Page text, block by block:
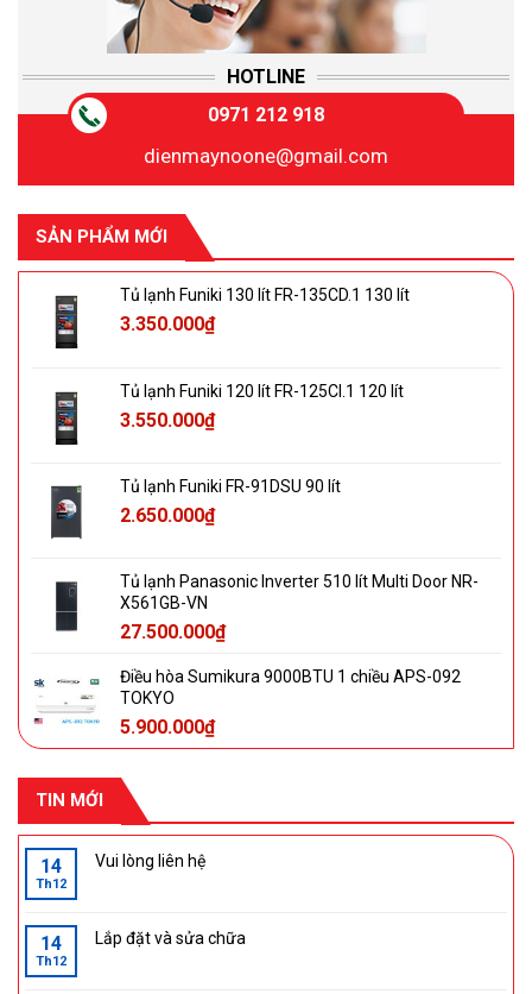
HOTLINE
0971 212 918
dienmaynoone@gmail.com
SẢN PHẨM MỚI
Tủ lạnh Funiki 130 lít FR-135CD.1 130 lít
3.350.000₫
Tủ lạnh Funiki 120 lít FR-125CI.1 120 lít
3.550.000₫
Tủ lạnh Funiki FR-91DSU 90 lít
2.650.000₫
Tủ lạnh Panasonic Inverter 510 lít Multi Door NR-
X561GB-VN
27.500.000₫
Điều hòa Sumikura 9000BTU 1 chiều APS-092
TOKYO
5.900.000₫
TIN MỚI
14
Th12
Vui lòng liên hệ
14
Th12
Lắp đặt và sửa chữa